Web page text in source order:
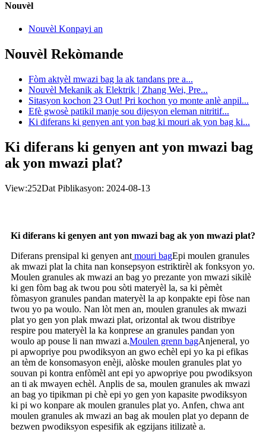
Nouvèl
Nouvèl Konpayi an
Nouvèl Rekòmande
Fòm aktyèl mwazi bag la ak tandans pre a...
Nouvèl Mekanik ak Elektrik | Zhang Wei, Pre...
Sitasyon kochon 23 Out! Pri kochon yo monte anlè anpil...
Efè gwosè patikil manje sou dijesyon eleman nitritif...
Ki diferans ki genyen ant yon bag ki mouri ak yon bag ki...
Ki diferans ki genyen ant yon mwazi bag
ak yon mwazi plat?
View:252Dat Piblikasyon: 2024-08-13
Ki diferans ki genyen ant yon mwazi bag ak yon mwazi plat?
Diferans prensipal ki genyen ant mouri bagEpi moulen granules
ak mwazi plat la chita nan konsepsyon estriktirèl ak fonksyon yo.
Moulen granules ak mwazi an bag yo prezante yon mwazi sikilè
ki gen fòm bag ak twou pou sòti materyèl la, sa ki pèmèt
fòmasyon granules pandan materyèl la ap konpakte epi fòse nan
twou yo pa woulo. Nan lòt men an, moulen granules ak mwazi
plat yo gen yon plak mwazi plat, orizontal ak twou distribye
respire pou materyèl la ka konprese an granules pandan yon
woulo ap pouse li nan mwazi a.Moulen grenn bagAnjeneral, yo
pi apwopriye pou pwodiksyon an gwo echèl epi yo ka pi efikas
an tèm de konsomasyon enèji, alòske moulen granules plat yo
souvan pi kontra enfòmèl ant epi yo apwopriye pou pwodiksyon
an ti ak mwayen echèl. Anplis de sa, moulen granules ak mwazi
an bag yo tipikman pi chè epi yo gen yon kapasite pwodiksyon
ki pi wo konpare ak moulen granules plat yo. Anfen, chwa ant
moulen granules ak mwazi an bag ak moulen plat yo depann de
bezwen pwodiksyon espesifik ak egzijans itilizatè a.